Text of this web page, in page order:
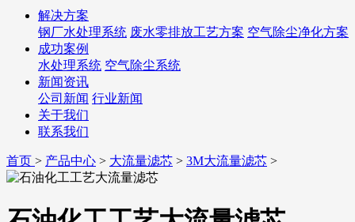
解决方案
钢厂水处理系统 废水零排放工艺方案 空气除尘净化方案
成功案例
水处理系统 空气除尘系统
新闻资讯
公司新闻 行业新闻
关于我们
联系我们
首页 > 产品中心 > 大流量滤芯 > 3M大流量滤芯 >